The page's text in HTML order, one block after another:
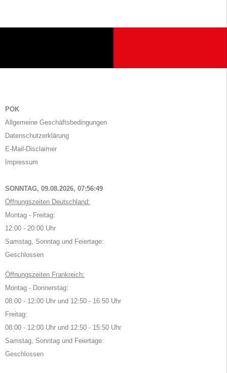
POK
Allgemeine Geschäftsbedingungen
Datenschutzerklärung
E-Mail-Disclaimer
Impressum
SONNTAG, 09.08.2026, 07:56:49
Öffnungszeiten Deutschland:
Montag - Freitag:
12:00 - 20:00 Uhr
Samstag, Sonntag und Feiertage:
Geschlossen
Öffnungszeiten Frankreich:
Montag - Donnerstag:
08:00 - 12:00 Uhr und 12:50 - 16:50 Uhr
Freitag:
08:00 - 12:00 Uhr und 12:50 - 15:50 Uhr
Samstag, Sonntag und Feiertage:
Geschlossen